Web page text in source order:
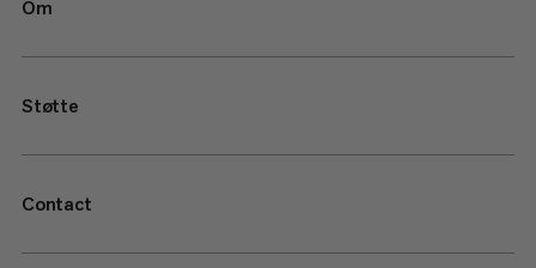
Om
Støtte
Contact